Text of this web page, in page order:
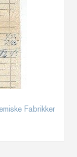
Fabrikker